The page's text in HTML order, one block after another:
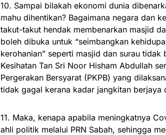
10. Sampai bilakah ekonomi dunia
mahu dihentikan? Bagaimana negara dan
takut-takut hendak membenarkan masjid
boleh dibuka untuk “seimbangkan
kerohanian” seperti masjid dan surau tidak
Kesihatan Tan Sri Noor Hisham Abdullah
Pergerakan Bersyarat (PKPB) yang
tidak gagal kerana kadar jangkitan
11. Maka, kenapa apabila meningkatnya
ahli politik melalui PRN Sabah, sehingga